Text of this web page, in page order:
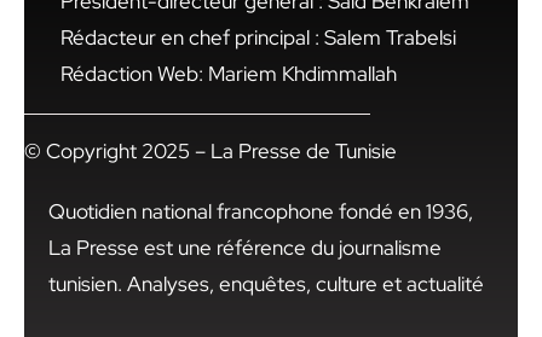
Rédacteur en chef principal : Salem Trabelsi
Rédaction Web: Mariem Khdimmallah
© Copyright 2025 – La Presse de Tunisie
Quotidien national francophone fondé en 1936,
La Presse est une référence du journalisme
tunisien. Analyses, enquêtes, culture et actualité